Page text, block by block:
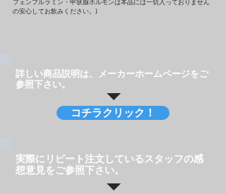
フェンフルラミン・甲状腺ホルモンは本品には一切入っておりません
の安心してお飲みください。)
​詳しい商品説明は、メーカーホームページをご
参照下さい。
コチラクリック！
実際にリピート注文しているスタッフの感
想意見をご参照下さい。